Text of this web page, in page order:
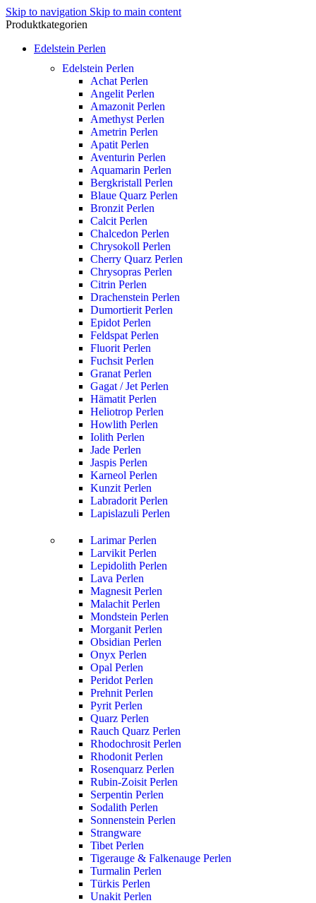
Skip to navigation Skip to main content
Produktkategorien
Edelstein Perlen
Edelstein Perlen
Achat Perlen
Angelit Perlen
Amazonit Perlen
Amethyst Perlen
Ametrin Perlen
Apatit Perlen
Aventurin Perlen
Aquamarin Perlen
Bergkristall Perlen
Blaue Quarz Perlen
Bronzit Perlen
Calcit Perlen
Chalcedon Perlen
Chrysokoll Perlen
Cherry Quarz Perlen
Chrysopras Perlen
Citrin Perlen
Drachenstein Perlen
Dumortierit Perlen
Epidot Perlen
Feldspat Perlen
Fluorit Perlen
Fuchsit Perlen
Granat Perlen
Gagat / Jet Perlen
Hämatit Perlen
Heliotrop Perlen
Howlith Perlen
Iolith Perlen
Jade Perlen
Jaspis Perlen
Karneol Perlen
Kunzit Perlen
Labradorit Perlen
Lapislazuli Perlen
Larimar Perlen
Larvikit Perlen
Lepidolith Perlen
Lava Perlen
Magnesit Perlen
Malachit Perlen
Mondstein Perlen
Morganit Perlen
Obsidian Perlen
Onyx Perlen
Opal Perlen
Peridot Perlen
Prehnit Perlen
Pyrit Perlen
Quarz Perlen
Rauch Quarz Perlen
Rhodochrosit Perlen
Rhodonit Perlen
Rosenquarz Perlen
Rubin-Zoisit Perlen
Serpentin Perlen
Sodalith Perlen
Sonnenstein Perlen
Strangware
Tibet Perlen
Tigerauge & Falkenauge Perlen
Turmalin Perlen
Türkis Perlen
Unakit Perlen